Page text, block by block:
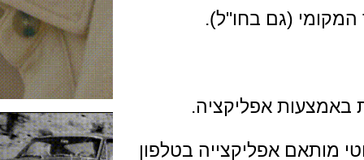
(גם בחו"ל).
אפליקציה.
אפליקצייה בטלפון